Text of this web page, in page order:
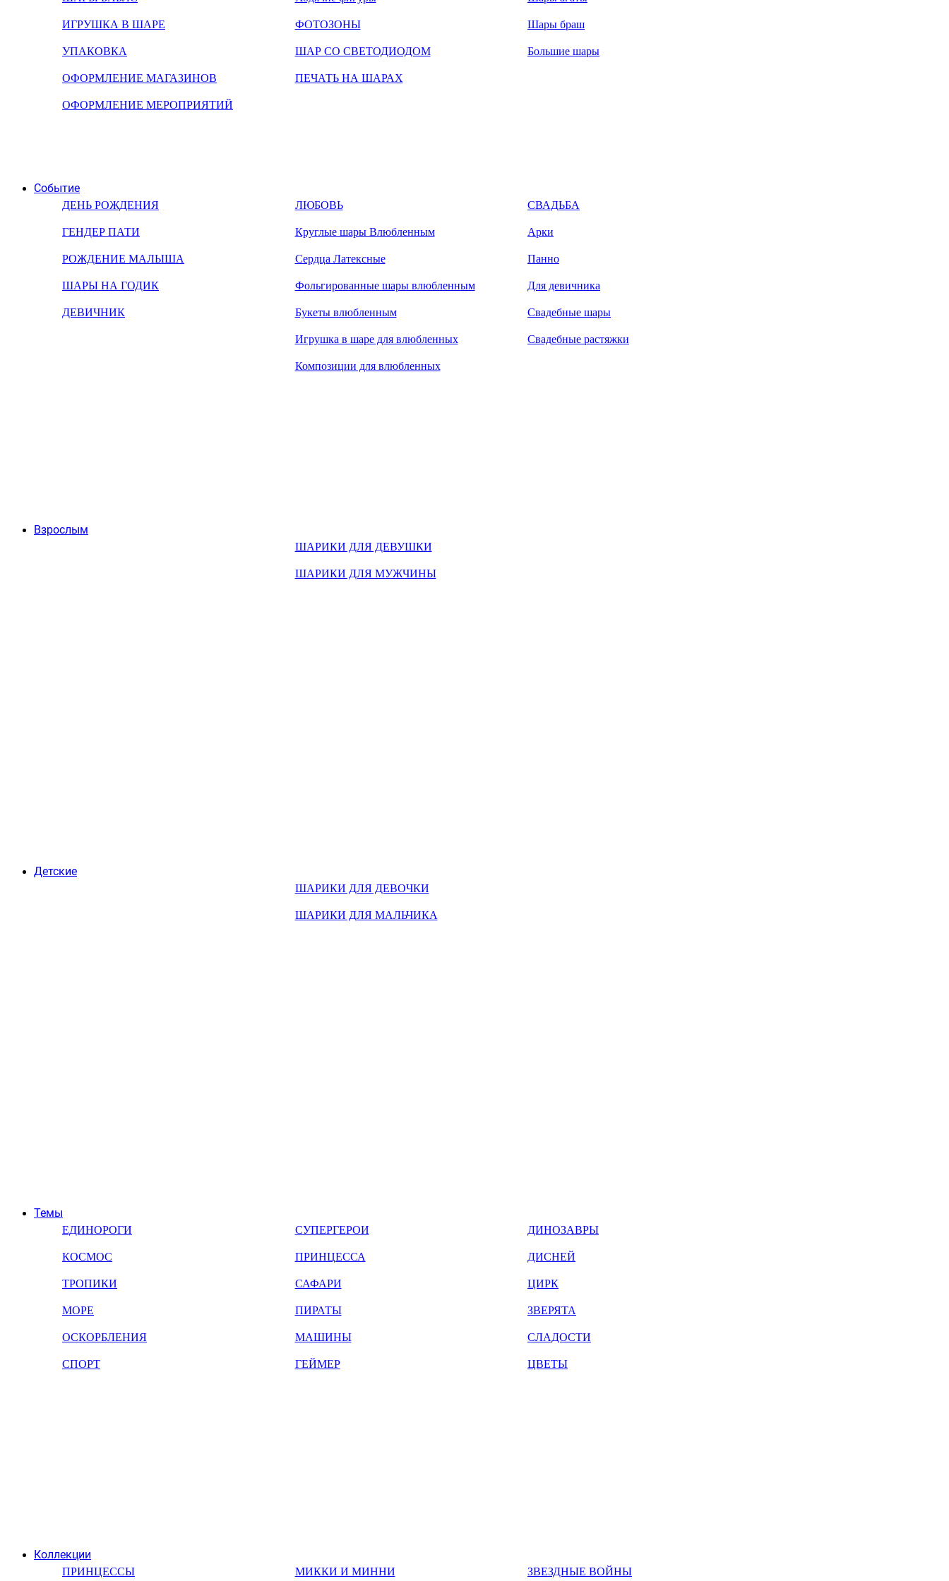
ИГРУШКА В ШАРЕ
УПАКОВКА
ОФОРМЛЕНИЕ МАГАЗИНОВ
ОФОРМЛЕНИЕ МЕРОПРИЯТИЙ
ФОТОЗОНЫ
ШАР СО СВЕТОДИОДОМ
ПЕЧАТЬ НА ШАРАХ
Шары браш
Большие шары
Событие
ДЕНЬ РОЖДЕНИЯ
ГЕНДЕР ПАТИ
РОЖДЕНИЕ МАЛЫША
ШАРЫ НА ГОДИК
ДЕВИЧНИК
ЛЮБОВЬ
Круглые шары Влюбленным
Сердца Латексные
Фольгированные шары влюбленным
Букеты влюбленным
Игрушка в шаре для влюбленных
Композиции для влюбленных
СВАДЬБА
Арки
Панно
Для девичника
Свадебные шары
Свадебные растяжки
Взрослым
ШАРИКИ ДЛЯ ДЕВУШКИ
ШАРИКИ ДЛЯ МУЖЧИНЫ
Детские
ШАРИКИ ДЛЯ ДЕВОЧКИ
ШАРИКИ ДЛЯ МАЛЬЧИКА
Темы
ЕДИНОРОГИ
КОСМОС
ТРОПИКИ
МОРЕ
ОСКОРБЛЕНИЯ
СПОРТ
СУПЕРГЕРОИ
ПРИНЦЕССА
САФАРИ
ПИРАТЫ
МАШИНЫ
ГЕЙМЕР
ДИНОЗАВРЫ
ДИСНЕЙ
ЦИРК
ЗВЕРЯТА
СЛАДОСТИ
ЦВЕТЫ
Коллекции
ПРИНЦЕССЫ МИККИ И МИННИ ЗВЕЗДНЫЕ ВОЙНЫ